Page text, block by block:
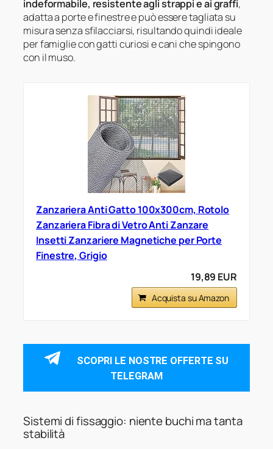
indeformabile, resistente agli strappi e ai graffi,
adatta a porte e finestre e può essere tagliata su
misura senza sfilacciarsi, risultando quindi ideale
per famiglie con gatti curiosi e cani che spingono
con il muso.
Zanzariera Anti Gatto 100x300cm, Rotolo
Zanzariera Fibra di Vetro Anti Zanzare
Insetti Zanzariere Magnetiche per Porte
Finestre, Grigio
19,89 EUR
Acquista su Amazon
SCOPRI LE NOSTRE OFFERTE SU
TELEGRAM
Sistemi di fissaggio: niente buchi ma tanta
stabilità